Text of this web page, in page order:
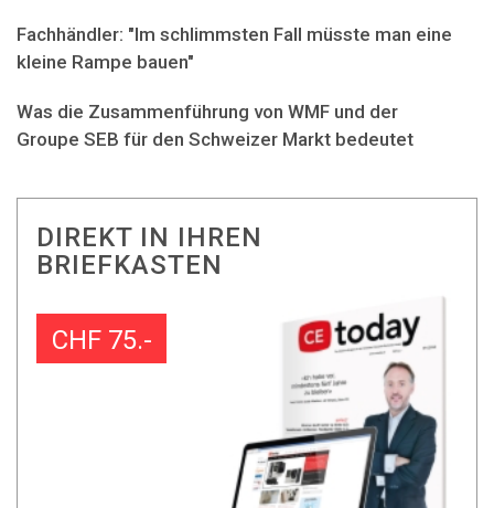
Fachhändler: "Im schlimmsten Fall müsste man eine
kleine Rampe bauen"
Was die Zusammenführung von WMF und der
Groupe SEB für den Schweizer Markt bedeutet
DIREKT IN IHREN
BRIEFKASTEN
CHF 75.-